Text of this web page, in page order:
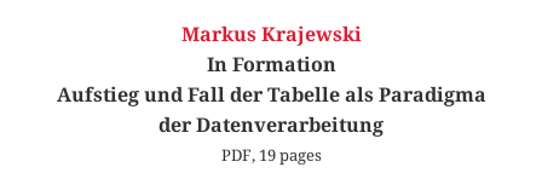
Markus Krajewski
In Formation
Aufstieg und Fall der Tabelle als Paradigma
der Datenverarbeitung
PDF, 19 pages